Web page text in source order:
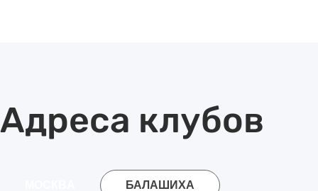
Адреса клубов
БАЛАШИХА